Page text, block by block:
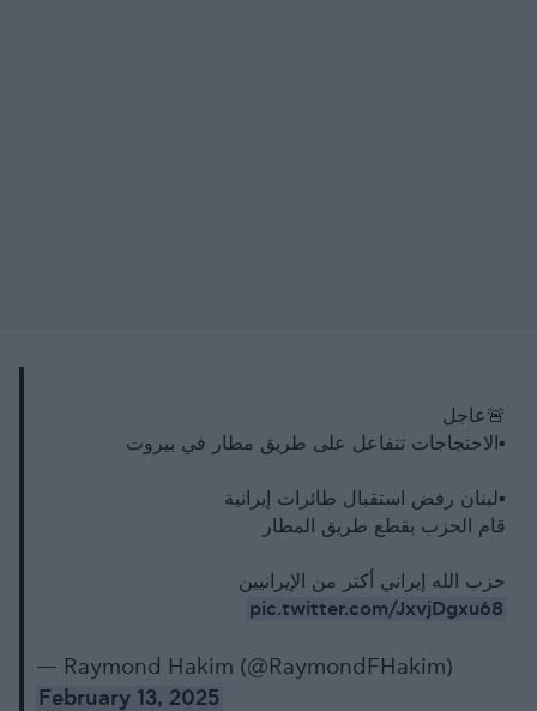
🚨عاجل
▪️الاحتجاجات تتفاعل على طريق مطار في بيروت
▪️لبنان رفض استقبال طائرات إيرانية
قام الحزب بقطع طريق المطار
حزب الله إيراني أكتر من الإيرانيين
pic.twitter.com/JxvjDgxu68
— Raymond Hakim (@RaymondFHakim)
February 13, 2025